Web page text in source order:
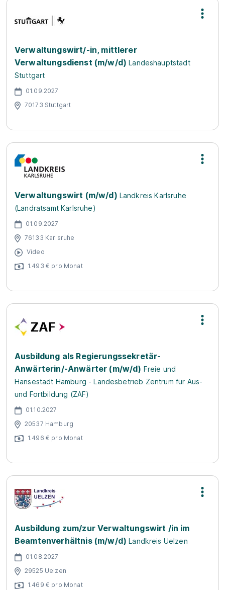
Verwaltungswirt/-in, mittlerer
Verwaltungsdienst (m/w/d) Landeshauptstadt
Stuttgart
01.09.2027
70173 Stuttgart
Verwaltungswirt (m/w/d) Landkreis Karlsruhe
(Landratsamt Karlsruhe)
01.09.2027
76133 Karlsruhe
Video
1.493 € pro Monat
Ausbildung als Regierungssekretär-
Anwärterin/-Anwärter (m/w/d) Freie und
Hansestadt Hamburg - Landesbetrieb Zentrum für Aus-
und Fortbildung (ZAF)
01.10.2027
20537 Hamburg
1.496 € pro Monat
Ausbildung zum/zur Verwaltungswirt /in im
Beamtenverhältnis (m/w/d) Landkreis Uelzen
01.08.2027
29525 Uelzen
1.469 € pro Monat